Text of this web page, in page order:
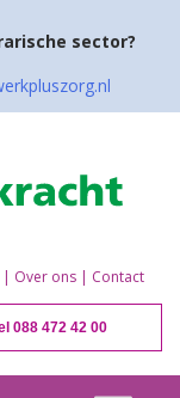
sector?
| Over ons | Contact
088 472 42 00